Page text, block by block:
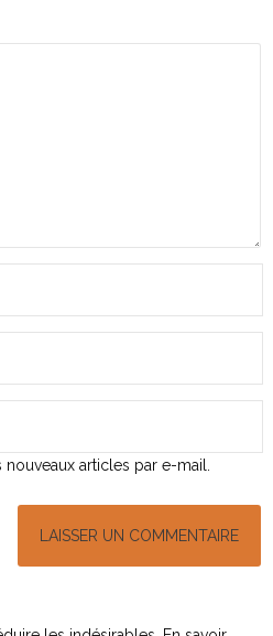
articles par e-mail.